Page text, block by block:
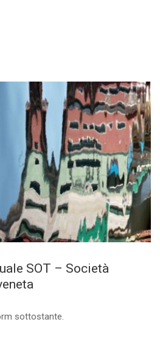
SOT – Società
sottostante.